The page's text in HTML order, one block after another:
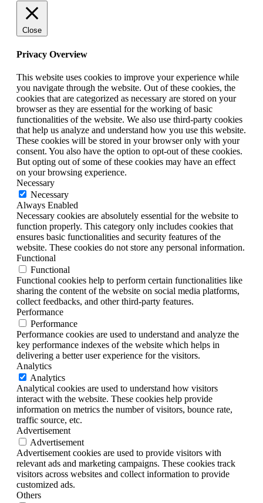
Close
Privacy Overview
This website uses cookies to improve your experience while
you navigate through the website. Out of these cookies, the
cookies that are categorized as necessary are stored on your
browser as they are essential for the working of basic
functionalities of the website. We also use third-party cookies
that help us analyze and understand how you use this website.
These cookies will be stored in your browser only with your
consent. You also have the option to opt-out of these cookies.
But opting out of some of these cookies may have an effect
on your browsing experience.
Necessary
Necessary
Always Enabled
Necessary cookies are absolutely essential for the website to
function properly. This category only includes cookies that
ensures basic functionalities and security features of the
website. These cookies do not store any personal information.
Functional
Functional
Functional cookies help to perform certain functionalities like
sharing the content of the website on social media platforms,
collect feedbacks, and other third-party features.
Performance
Performance
Performance cookies are used to understand and analyze the
key performance indexes of the website which helps in
delivering a better user experience for the visitors.
Analytics
Analytics
Analytical cookies are used to understand how visitors
interact with the website. These cookies help provide
information on metrics the number of visitors, bounce rate,
traffic source, etc.
Advertisement
Advertisement
Advertisement cookies are used to provide visitors with
relevant ads and marketing campaigns. These cookies track
visitors across websites and collect information to provide
customized ads.
Others